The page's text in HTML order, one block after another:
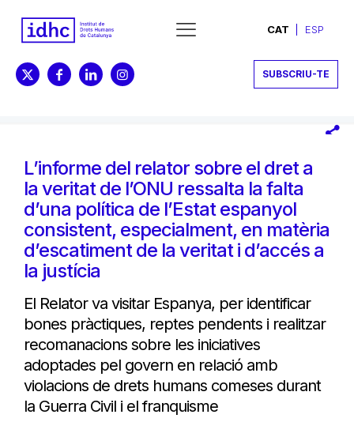
CAT ESP
SUBSCRIU-TE
L’informe del relator sobre el dret a
la veritat de l’ONU ressalta la falta
d’una política de l’Estat espanyol
consistent, especialment, en matèria
d’escatiment de la veritat i d’accés a
la justícia
El Relator va visitar Espanya, per identificar
bones pràctiques, reptes pendents i realitzar
recomanacions sobre les iniciatives
adoptades pel govern en relació amb
violacions de drets humans comeses durant
la Guerra Civil i el franquisme